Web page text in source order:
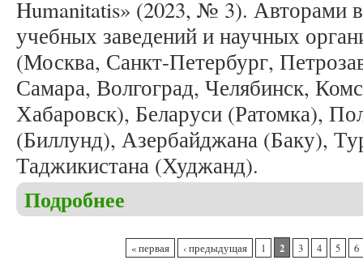
Humanitatis» (2023, № 3). Авторами
учебных заведений и научных
(Москва, Санкт-Петербург,
Самара, Волгоград, Челябинск,
Хабаровск), Беларуси (Ратомка),
(Биллунд), Азербайджана (Баку),
Таджикистана (Худжанд).
Подробнее
« первая ‹ предыдущая 1 2 3 4 5 6